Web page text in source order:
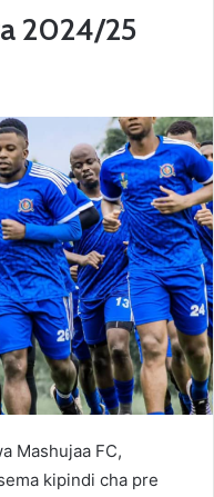
2024/25
Mashujaa FC,
kipindi cha pre